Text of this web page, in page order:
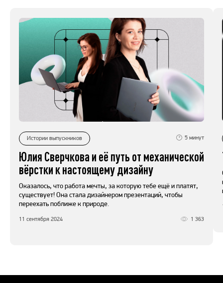
Истории выпускников 5 минут
Юлия Сверчкова и её путь от механической
вёрстки к настоящему дизайну
Оказалось, что работа мечты, за которую тебе ещё и платят,
существует! Она стала дизайнером презентаций, чтобы
переехать поближе к природе.
11 сентября 2024 1 363